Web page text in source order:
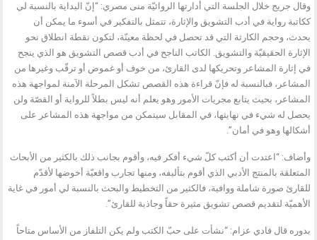
وقال جريج خلال الجلسة التي أدارتها الروائيّة منى مصري: “إنّ البداية بالنسبة لي
ككاتبة رواية في أدب التشويق والإثارة، تتمثل بالتفكير في أسوء ما يمكن أن
يحدث، وحجم الكارثة التي قد تحصل في لحظة معينّة، لتكون نقطة انطلاق نحو
الإثارة الحقيقيّة والتشويق. الكاتب الناجح في أدب قصص التشويق هو الذي ينجح
في إثارة المشاعر وتحريكها لدى القارئ، من خوف أو غموض أو ترقّب وغيرها من
المشاعر، فبالنسبة له فإنّ قراءة هذه القصص تشكل المرحلة الآمنة لمواجهة هذه
المشاعر، بحيث يتابع مجريات الأمور وهو يعلم أنه ليس بطلاً للرواية أو القصّة ولن
يحصل له شيء في نهايتها، في المقابل سيتمكن من مواجهة هذه المشاعر على
أشكالها وهو في أمان”.
وأضاف: “اعتدت أن أكتب كلّ شيء أفكر فيه، وأقوم بجانب ذلك بالكثير من الأبحاث
المتعلقة بالمنتج الأدبي الذي أقوم بتأليفه، ومنها تجارب واقعيّة أخوضها لأقدّم
للقارئ صورة شاملة ووافية، فالكثير من التخطيط والبحث بالنسبة لي أمور في غاية
الأهميّة لتقديم قصص تشويق مثيرة حقاً وجاذبة للقارئ”.
بدوره قال فادي عزام: “نشأت على حبّ الكتب ولم يكن التلفاز من الأساس متاحاً